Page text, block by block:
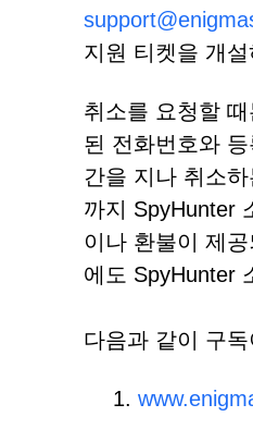
지원 티켓을 개
취소를 요청할
된 전화번호와
간을 지나 취소
까지 SpyHunter
이나 환불이 제
에도 SpyHunter
다음과 같이 구